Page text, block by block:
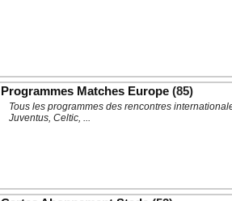
Programmes Matches Europe (85)
Tous les programmes des rencontres
Juventus, Celtic, ...